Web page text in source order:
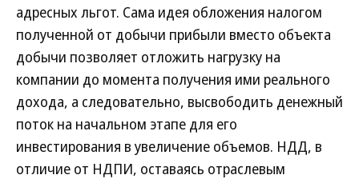
адресных льгот. Сама идея обложения налогом
полученной от добычи прибыли вместо объекта
добычи позволяет отложить нагрузку на
компании до момента получения ими реального
дохода, а следовательно, высвободить денежный
поток на начальном этапе для его
инвестирования в увеличение объемов. НДД, в
отличие от НДПИ, оставаясь отраслевым